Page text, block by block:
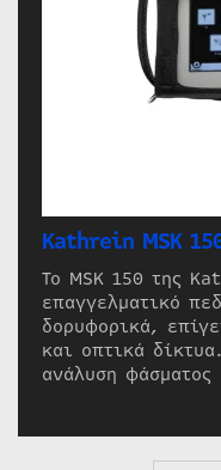
Kathrein MSK
Το MSK 150 της
επαγγελματικό
δορυφορικά,
και οπτικά
ανάλυση